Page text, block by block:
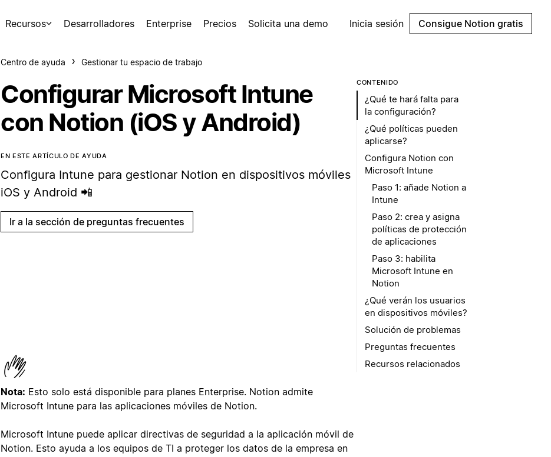
Recursos Desarrolladores Enterprise Precios Solicita una demo Inicia sesión Consigue Notion gratis
Centro de ayuda Gestionar tu espacio de trabajo
Configurar Microsoft Intune
con Notion (iOS y Android)
EN ESTE ARTÍCULO DE AYUDA
Configura Intune para gestionar Notion en dispositivos móviles
iOS y Android 📲
Ir a la sección de preguntas frecuentes
Nota: Esto solo está disponible para planes Enterprise. Notion admite
Microsoft Intune para las aplicaciones móviles de Notion.
Microsoft Intune puede aplicar directivas de seguridad a la aplicación móvil de
Notion. Esto ayuda a los equipos de TI a proteger los datos de la empresa en
CONTENIDO
¿Qué te hará falta para
la configuración?
¿Qué políticas pueden
aplicarse?
Configura Notion con
Microsoft Intune
Paso 1: añade Notion a
Intune
Paso 2: crea y asigna
políticas de protección
de aplicaciones
Paso 3: habilita
Microsoft Intune en
Notion
¿Qué verán los usuarios
en dispositivos móviles?
Solución de problemas
Preguntas frecuentes
Recursos relacionados